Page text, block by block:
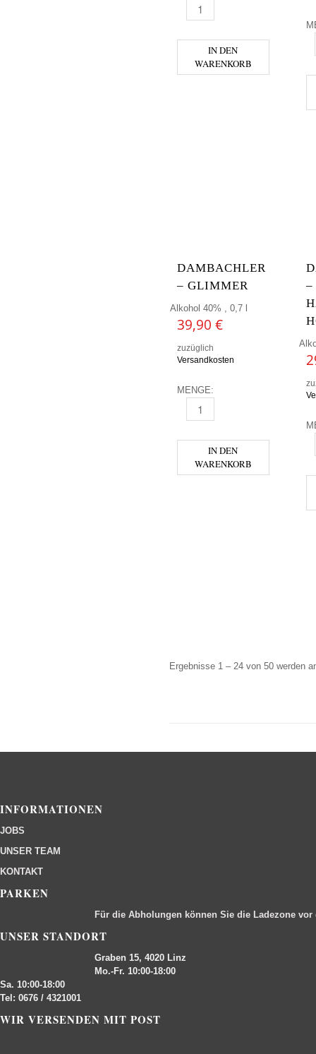
CARAJILLO MENGE
IN DEN
WARENKORB
DAMBACHLER
– GLIMMER
Alkohol 40% , 0,7 l
39,90 €
zuzüglich
Versandkosten
MENGE:
DAMBACHLER - GLIMMER
IN DEN
WARENKORB
–
Ergebnisse 1 – 24 von 50 werden
INFORMATIONEN
JOBS
UNSER TEAM
KONTAKT
PARKEN
Für die Abholungen können Sie die Ladezone
UNSER STANDORT
Graben 15, 4020 Linz
Mo.-Fr. 10:00-18:00
Sa. 10:00-18:00
Tel: 0676 / 4321001
WIR VERSENDEN MIT POST